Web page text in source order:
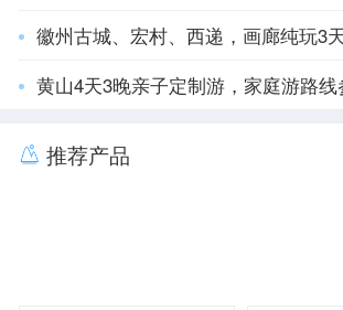
徽州古城、宏村、西递，画廊纯玩3
黄山4天3晚亲子定制游，家庭游路线
推荐产品